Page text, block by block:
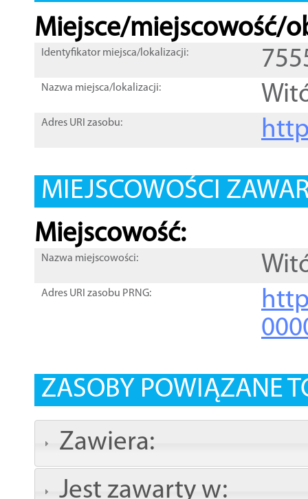
Miejsce/miejscowość/
Identyfikator miejsca/lokalizacji:
Nazwa miejsca/lokalizacji:
Adres URI zasobu:
MIEJSCOWOŚCI
Miejscowość:
Nazwa miejscowości:
Adres URI zasobu PRNG:
ZASOBY POWIĄZANE
Zawiera:
Jest zawarty w: